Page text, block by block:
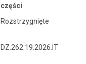
części
Rozstrzygnięte
DZ.262.19.2026.IT